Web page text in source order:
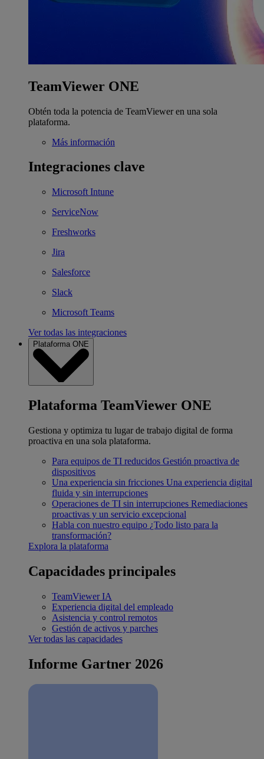
TeamViewer ONE
Obtén toda la potencia de TeamViewer en una sola
plataforma.
Más información
Integraciones clave
Microsoft Intune
ServiceNow
Freshworks
Jira
Salesforce
Slack
Microsoft Teams
Ver todas las integraciones
Plataforma ONE
Plataforma TeamViewer ONE
Gestiona y optimiza tu lugar de trabajo digital de forma
proactiva en una sola plataforma.
Para equipos de TI reducidos Gestión proactiva de
dispositivos
Una experiencia sin fricciones Una experiencia digital
fluida y sin interrupciones
Operaciones de TI sin interrupciones Remediaciones
proactivas y un servicio excepcional
Habla con nuestro equipo ¿Todo listo para la
transformación?
Explora la plataforma
Capacidades principales
TeamViewer IA
Experiencia digital del empleado
Asistencia y control remotos
Gestión de activos y parches
Ver todas las capacidades
Informe Gartner 2026